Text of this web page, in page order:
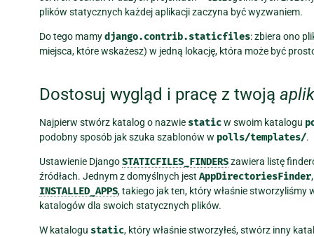
plików statycznych każdej aplikacji zaczyna być wyzwaniem.
Do tego mamydjango.contrib.staticfiles: zbiera ono
miejsca, które wskażesz) w jedną lokację, która może być
Dostosuj wygląd i pracę z twoją
Najpierw stwórz katalog o nazwie staticw swoim katalogu
podobny sposób jak szuka szablonów w polls/templates/.
Ustawienie DjangoSTATICFILES_FINDERSzawiera listę
źródłach. Jednym z domyślnych jest AppDirectoriesFinder
INSTALLED_APPS, takiego jak ten, który właśnie stworzyliśmy
katalogów dla swoich statycznych plików.
W katalogu static, który właśnie stworzyłeś, stwórz inny